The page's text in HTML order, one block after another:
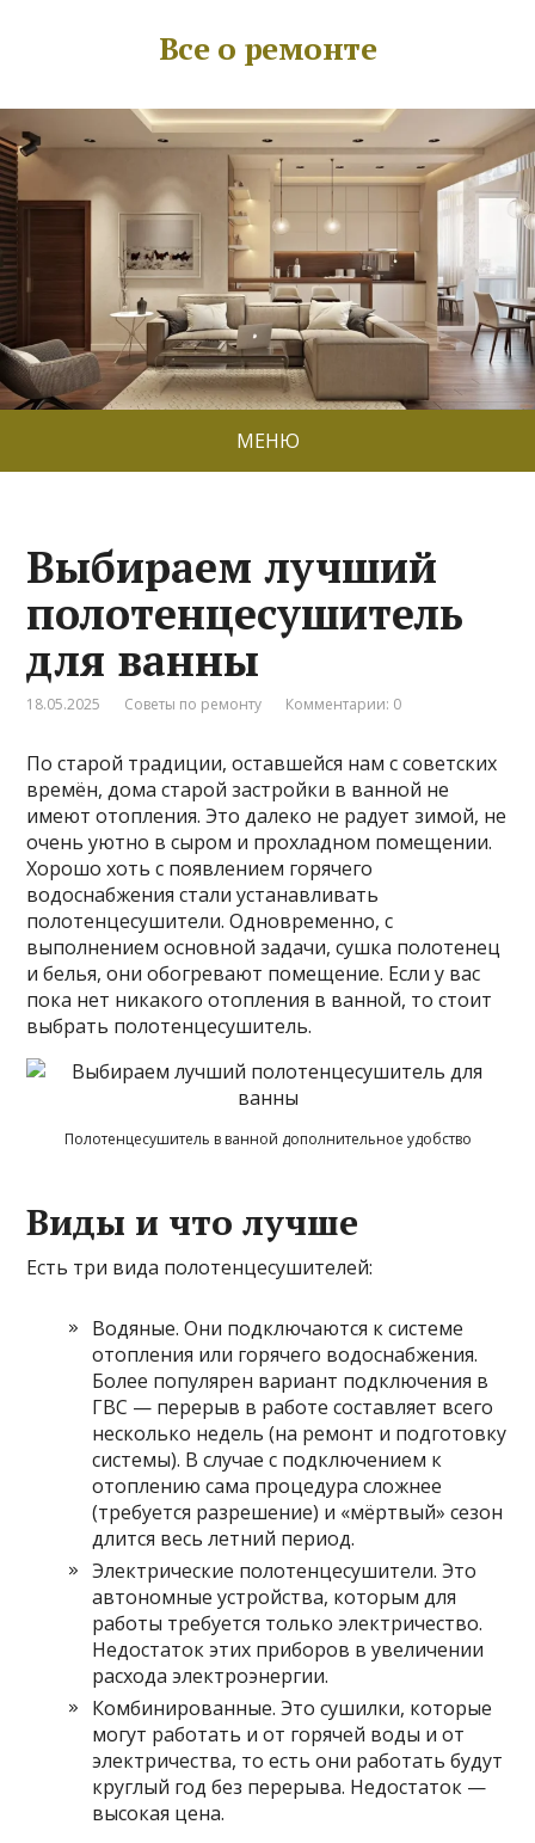
Все о ремонте
МЕНЮ
Выбираем лучший
полотенцесушитель
для ванны
18.05.2025 Советы по ремонту Комментарии: 0
По старой традиции, оставшейся нам с советских
времён, дома старой застройки в ванной не
имеют отопления. Это далеко не радует зимой, не
очень уютно в сыром и прохладном помещении.
Хорошо хоть с появлением горячего
водоснабжения стали устанавливать
полотенцесушители. Одновременно, с
выполнением основной задачи, сушка полотенец
и белья, они обогревают помещение. Если у вас
пока нет никакого отопления в ванной, то стоит
выбрать полотенцесушитель.
Полотенцесушитель в ванной дополнительное удобство
Виды и что лучше
Есть три вида полотенцесушителей:
Водяные. Они подключаются к системе
отопления или горячего водоснабжения.
Более популярен вариант подключения в
ГВС — перерыв в работе составляет всего
несколько недель (на ремонт и подготовку
системы). В случае с подключением к
отоплению сама процедура сложнее
(требуется разрешение) и «мёртвый» сезон
длится весь летний период.
Электрические полотенцесушители. Это
автономные устройства, которым для
работы требуется только электричество.
Недостаток этих приборов в увеличении
расхода электроэнергии.
Комбинированные. Это сушилки, которые
могут работать и от горячей воды и от
электричества, то есть они работать будут
круглый год без перерыва. Недостаток —
высокая цена.